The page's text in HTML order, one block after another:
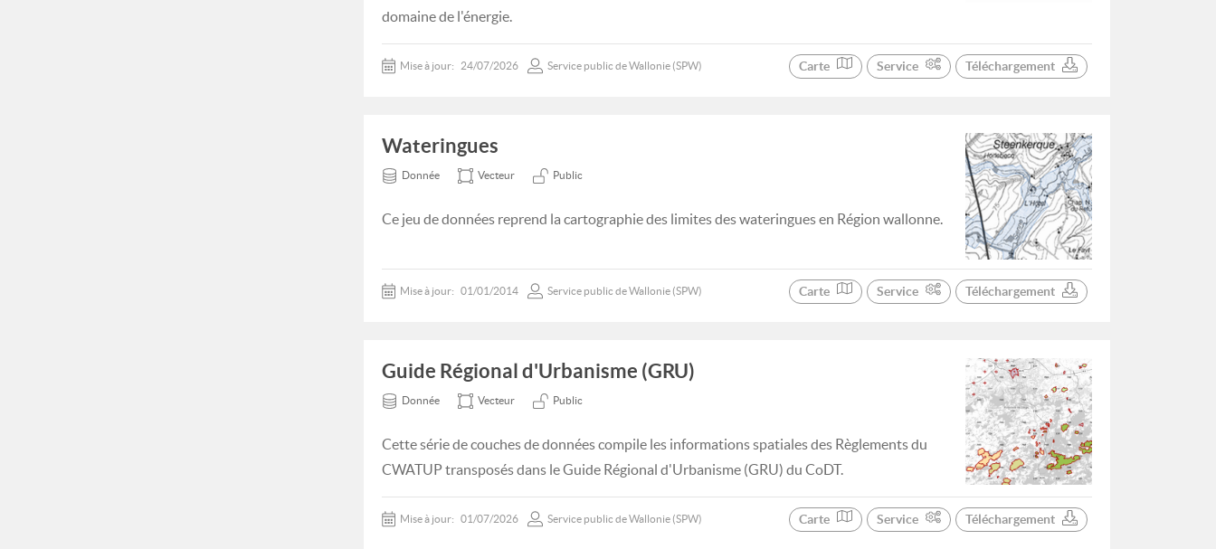
domaine de l'énergie.
Mise à jour: 24/07/2026 Service public de Wallonie (SPW) Carte Service Téléchargement
Wateringues
Donnée Vecteur Public
Ce jeu de données reprend la cartographie des limites des wateringues en Région wallonne.
Mise à jour: 01/01/2014 Service public de Wallonie (SPW) Carte Service Téléchargement
Guide Régional d'Urbanisme (GRU)
Donnée Vecteur Public
Cette série de couches de données compile les informations spatiales des Règlements du
CWATUP transposés dans le Guide Régional d'Urbanisme (GRU) du CoDT.
Mise à jour: 01/07/2026 Service public de Wallonie (SPW) Carte Service Téléchargement